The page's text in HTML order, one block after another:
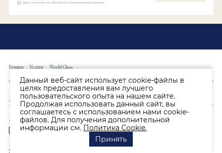
Даю согласие на обработку персональных данных
Бутики Услуги World Class
О Галереe Новости Арендаторам Как добраться Контакты Схема галереи
ТГ Гранд Марина. 354000 г. Сочи, улица Несебрская 1а
+7 (862) 444-09-54 info@grandmarina.ru © 2026 «Grand Marina Gallery»
Пользовательское соглашение
Данный веб-сайт использует cookie-файлы в
целях предоставления вам лучшего
пользовательского опыта на нашем сайте.
Продолжая использовать данный сайт, вы
соглашаетесь с использованием нами cookie-
файлов. Для получения дополнительной
информации см. Политика Cookie.
Принять